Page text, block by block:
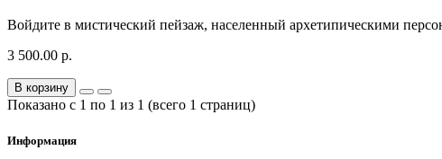
Войдите в мистический пейзаж, населенный архетипическими
3 500.00 р.
В корзину
Показано с 1 по 1 из 1 (всего 1 страниц)
Информация